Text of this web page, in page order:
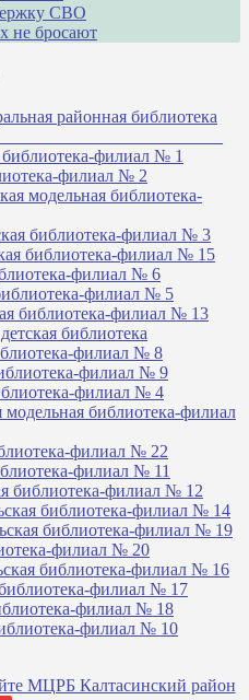
СВО
не бросают
районная библиотека
библиотека-филиал № 1
филиал № 2
модельная библиотека-
библиотека-филиал № 3
библиотека-филиал № 15
филиал № 6
филиал № 5
библиотека-филиал № 13
библиотека
филиал № 8
филиал № 9
филиал № 4
модельная библиотека-филиал
филиал № 22
филиал № 11
библиотека-филиал № 12
библиотека-филиал № 14
библиотека-филиал № 19
филиал № 20
библиотека-филиал № 16
филиал № 17
филиал № 18
филиал № 10